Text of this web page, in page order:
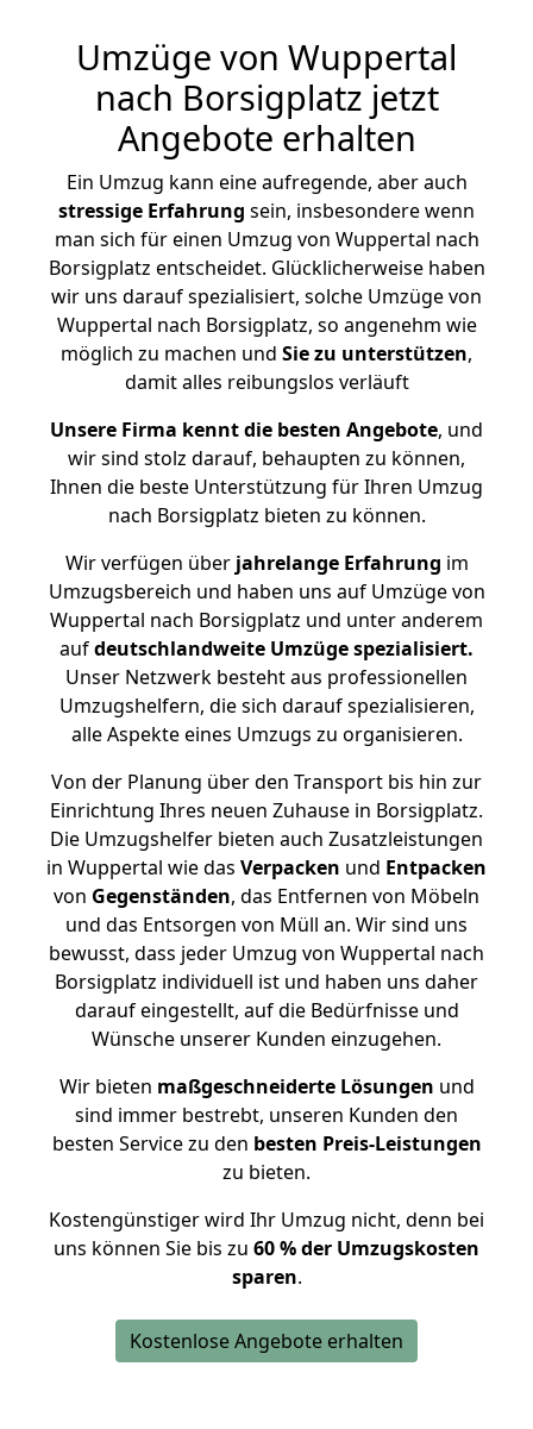
Umzüge von Wuppertal
nach Borsigplatz jetzt
Angebote erhalten
Ein Umzug kann eine aufregende, aber auch
stressige Erfahrung sein, insbesondere wenn
man sich für einen Umzug von Wuppertal nach
Borsigplatz entscheidet. Glücklicherweise haben
wir uns darauf spezialisiert, solche Umzüge von
Wuppertal nach Borsigplatz, so angenehm wie
möglich zu machen und Sie zu unterstützen,
damit alles reibungslos verläuft
Unsere Firma kennt die besten Angebote, und
wir sind stolz darauf, behaupten zu können,
Ihnen die beste Unterstützung für Ihren Umzug
nach Borsigplatz bieten zu können.
Wir verfügen überjahrelange Erfahrung im
Umzugsbereich und haben uns auf Umzüge von
Wuppertal nach Borsigplatz und unter anderem
aufdeutschlandweite Umzüge spezialisiert.
Unser Netzwerk besteht aus professionellen
Umzugshelfern, die sich darauf spezialisieren,
alle Aspekte eines Umzugs zu organisieren.
Von der Planung über den Transport bis hin zur
Einrichtung Ihres neuen Zuhause in Borsigplatz.
Die Umzugshelfer bieten auch Zusatzleistungen
in Wuppertal wie das Verpacken und Entpacken
von Gegenständen, das Entfernen von Möbeln
und das Entsorgen von Müll an. Wir sind uns
bewusst, dass jeder Umzug von Wuppertal nach
Borsigplatz individuell ist und haben uns daher
darauf eingestellt, auf die Bedürfnisse und
Wünsche unserer Kunden einzugehen.
Wir bieten maßgeschneiderte Lösungen und
sind immer bestrebt, unseren Kunden den
besten Service zu den besten Preis-Leistungen
zu bieten.
Kostengünstiger wird Ihr Umzug nicht, denn bei
uns können Sie bis zu 60 % der Umzugskosten
sparen.
Kostenlose Angebote erhalten